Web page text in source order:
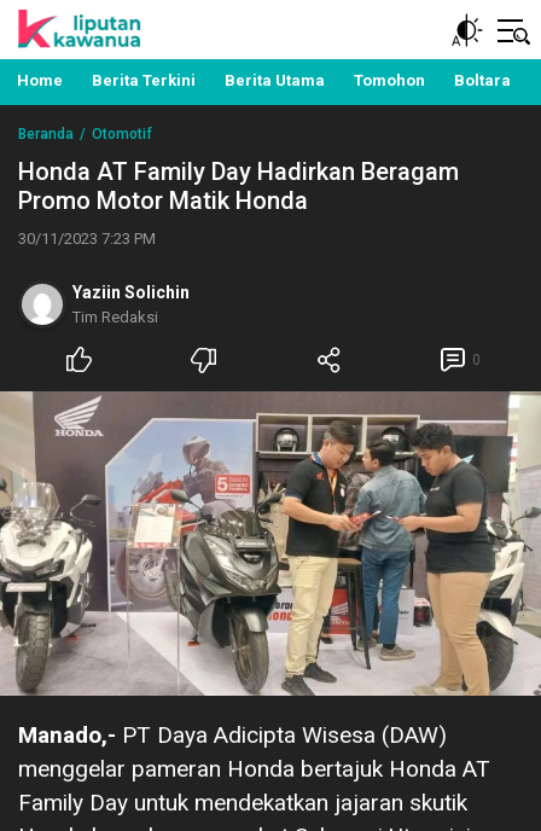
Liputan Kawanua
Berita Manado, Sulawesi Utara, Kawanua, Politik,
Pemerintahan, Hukum Kriminal dan Nasional
Home Berita Terkini Berita Utama Tomohon Boltara
Beranda Otomotif
Honda AT Family Day Hadirkan Beragam
Promo Motor Matik Honda
30/11/2023 7:23 PM
Yaziin Solichin
Tim Redaksi
0
Manado,- PT Daya Adicipta Wisesa (DAW)
menggelar pameran Honda bertajuk Honda AT
Family Day untuk mendekatkan jajaran skutik